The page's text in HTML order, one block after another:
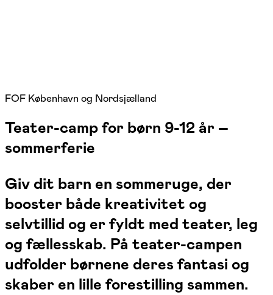
FOF København og Nordsjælland
Teater-camp for børn 9-12 år –
sommerferie
Giv dit barn en sommeruge, der
booster både kreativitet og
selvtillid og er fyldt med teater, leg
og fællesskab. På teater-campen
udfolder børnene deres fantasi og
skaber en lille forestilling sammen.